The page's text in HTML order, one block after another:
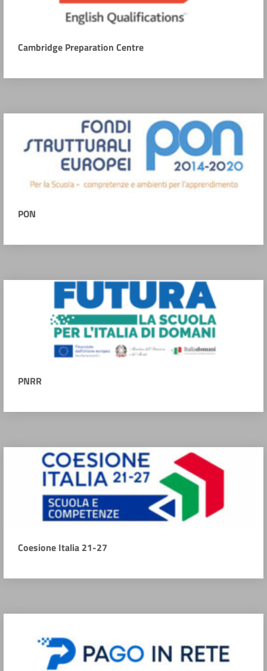
Cambridge Preparation Centre
PON
PNRR
Coesione Italia 21-27